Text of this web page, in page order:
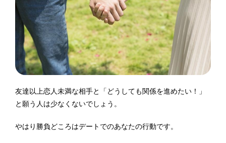
友達以上恋人未満な相手と「どうしても関係を進めたい！」
と願う人は少なくないでしょう。
やはり勝負どころはデートでのあなたの行動です。